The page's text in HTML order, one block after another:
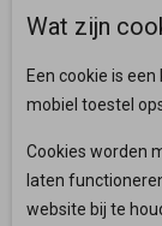
Wat zijn
Een cookie is
mobiel toestel
Cookies worden
laten
website bij te